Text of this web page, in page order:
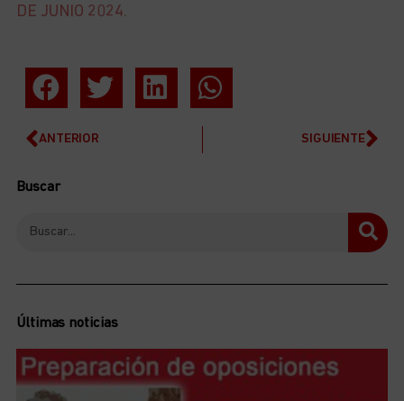
DE JUNIO 2024.
ANTERIOR SIGUIENTE
Buscar
Últimas noticias